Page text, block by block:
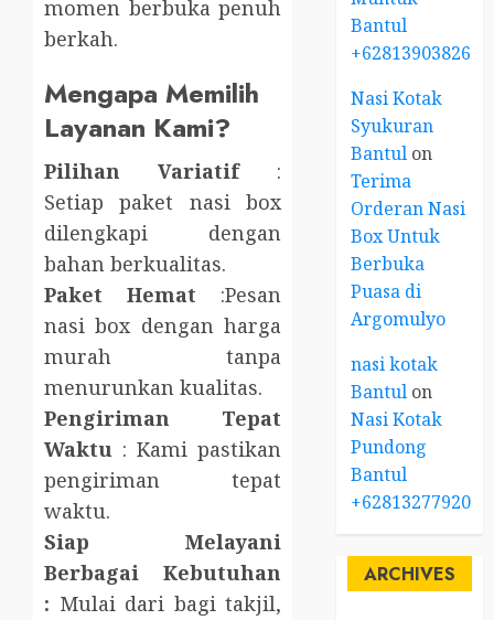
momen berbuka penuh
berkah.
Mengapa Memilih
Layanan Kami?
Pilihan Variatif:
Setiap paket nasi box
dilengkapi dengan
bahan berkualitas.
Paket Hemat :Pesan
nasi box dengan harga
murah tanpa
menurunkan kualitas.
Pengiriman Tepat
Waktu : Kami pastikan
pengiriman tepat
waktu.
Siap Melayani
Berbagai Kebutuhan
: Mulai dari bagi takjil,
Bantul
+6281390382667
Nasi Kotak
Syukuran
Bantul on
Terima
Orderan Nasi
Box Untuk
Berbuka
Puasa di
Argomulyo
nasi kotak
Bantul on
Nasi Kotak
Pundong
Bantul
+6281327792084
ARCHIVES